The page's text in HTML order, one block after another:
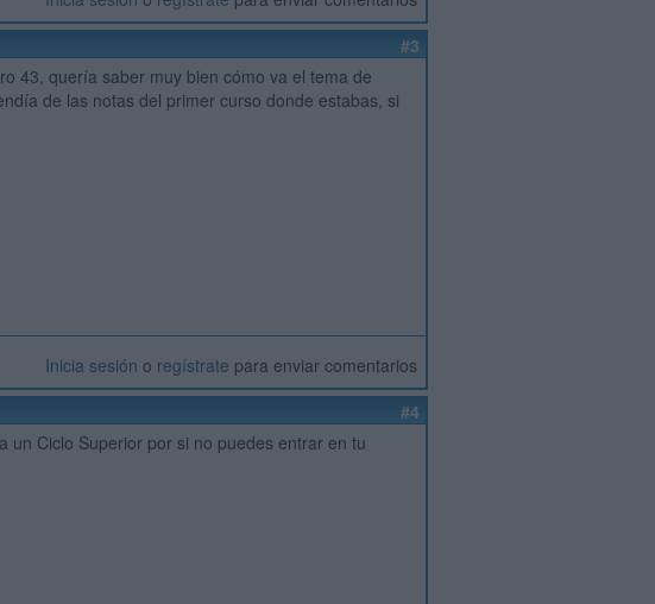
#3
43, quería saber muy bien cómo va el tema de
de las notas del primer curso donde estabas, si
Inicia sesión o regístrate para enviar comentarios
#4
un Ciclo Superior por si no puedes entrar en tu